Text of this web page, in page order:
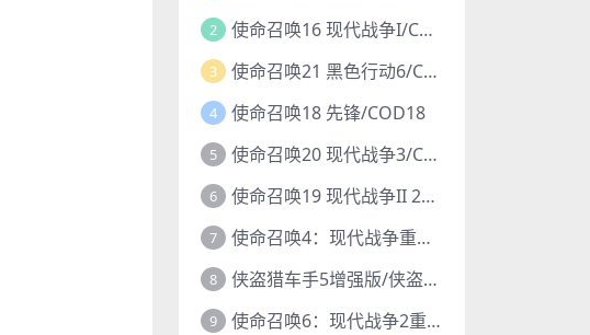
2 使命召唤16 现代战争I/COD16
3 使命召唤21 黑色行动6/COD21
4 使命召唤18 先锋/COD18
5 使命召唤20 现代战争3/COD20
6 使命召唤19 现代战争II 2022/COD19
7 使命召唤4：现代战争重制版/COD4
8 侠盗猎车手5增强版/侠盗飞车5增强版/GTA5增强版
9 使命召唤6：现代战争2重制版/COD6重置版